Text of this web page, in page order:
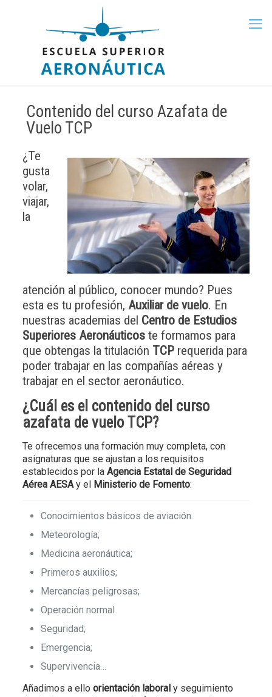
Contenido del curso Azafata de
Vuelo TCP
¿Te
gusta
volar,
viajar,
la
atención al público, conocer mundo? Pues
esta es tu profesión, Auxiliar de vuelo. En
nuestras academias del Centro de Estudios
Superiores Aeronáuticoste formamos para
que obtengas la titulación TCPrequerida para
poder trabajar en las compañías aéreas y
trabajar en el sector aeronáutico.
¿Cuál es el contenido del curso
azafata de vuelo TCP?
Te ofrecemos una formación muy completa, con
asignaturas que se ajustan a los requisitos
establecidos por laAgencia Estatal de Seguridad
Aérea AESAy el Ministerio de Fomento:
Conocimientos básicos de aviación.
Meteorología;
Medicina aeronáutica;
Primeros auxilios;
Mercancías peligrosas;
Operación normal
Seguridad;
Emergencia;
Supervivencia…
Añadimos a ello orientación laboraly seguimiento